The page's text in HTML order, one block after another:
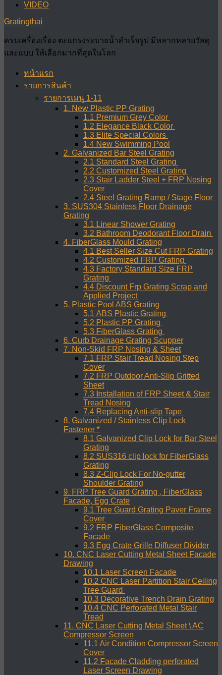
VIDEO
Gratingthai
ครบเครื่องเรื่อง ตะแกรงระบายน้ำสำเร็จรูป มีหลากหลายวัสดุ
และแบบ ให้เลือกมากที่สุดในโลก
หน้าแรก
รายการสินค้า
รายการเมนู 1-11
1. New Plastic PP Grating
1.1 Premium Grey Color
1.2 Elegance Black Color
1.3 Elite Special Colors
1.4 New Swimming Pool
2. Galvanized Bar Steel Grating
2.1 Standard Steel Grating
2.2 Customized Steel Grating
2.3 Stair Ladder Steel + FRP Nosing
Cover
2.4 Steel Grating Ramp / Stage Floor
3. SUS304 Stainless Floor Drainage
Grating
3.1 Linear Shower Grating
3.2 Bathroom Deodorant Floor Drain
4. FiberGlass Mould Grating
4.1 Best Seller Size Cut FRP Grating
4.2 Customized FRP Grating
4.3 Factory Standard Size FRP
Grating
4.4 Discount Frp Grating Scrap and
Applied Project
5. Plastic Pool ABS Grating
5.1 ABS Plastic Grating
5.2 Plastic PP Grating
5.3 FiberGlass Grating
6. Curb Drainage Grating Scupper
7. Non-Skid FRP Nosing & Sheet
7.1 FRP Stair Tread Nosing Step
Cover
7.2 FRP Outdoor Anti-Slip Gritted
Sheet
7.3 Installation of FRP Sheet & Stair
Tread Nosing
7.4 Replacing Anti-slip Tape
8. Galvanized / Stainless Clip Lock
Fastener *
8.1 Galvanized Clip Lock for Bar Steel
Grating
8.2 SUS316 clip lock for FiberGlass
Grating
8.3 Z-Clip Lock For No-gutter
Shoulder Grating
9. FRP Tree Guard Grating , FiberGlass
Facade, Egg Crate
9.1 Tree Guard Grating Paver Frame
Cover
9.2 FRP FiberGlass Composite
Facade
9.3 Egg Crate Grille Diffuser Divider
10. CNC Laser Cutting Metal Sheet Facade
Drawing
10.1 Laser Screen Facade
10.2 CNC Laser Partition Stair Ceiling
Tree Guard
10.3 Decorative Trench Drain Grating
10.4 CNC Perforated Metal Stair
Tread
11. CNC Laser Cutting Metal Sheet \ AC
Compressor Screen
11.1 Air Condition Compressor Screen
Cover
11.2 Facade Cladding perforated
Laser Screen Drawing